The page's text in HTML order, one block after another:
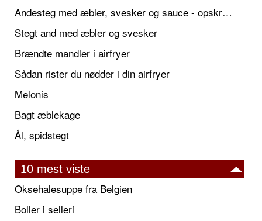
Andesteg med æbler, svesker og sauce - opskrift også til jul
Stegt and med æbler og svesker
Brændte mandler i airfryer
Sådan rister du nødder i din airfryer
Melonis
Bagt æblekage
Ål, spidstegt
10 mest viste
Oksehalesuppe fra Belgien
Boller i selleri